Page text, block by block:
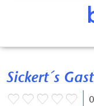
Sickert´s